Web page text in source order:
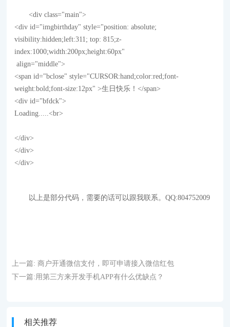
<div class="main">
<div id="imgbirthday" style="position: absolute;
visibility:hidden;left:311; top: 815;z-
index:1000;width:200px;height:60px"
align="middle">
<span id="bclose" style="CURSOR:hand;color:red;font-
weight:bold;font-size:12px" >生日快乐！</span>
<div id="bfdck">
Loading.....<br>
</div>
</div>
</div>
以上是部分代码，需要的话可以跟我联系。QQ:804752009
上一篇:商户开通微信支付，即可申请接入微信红包
下一篇: 用第三方来开发手机APP有什么优缺点？
相关推荐